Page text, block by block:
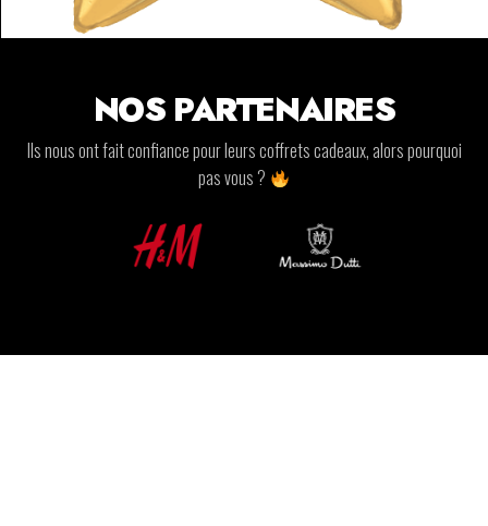
NOS PARTENAIRES
Ils nous ont fait confiance pour leurs coffrets cadeaux, alors pourquoi
pas vous ?